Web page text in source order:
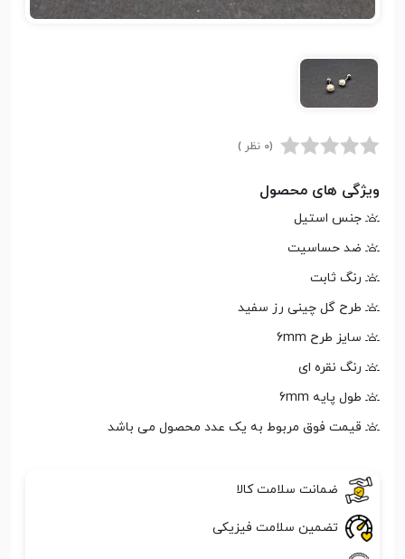
(0 نظر )
ویژگی های محصول
جنس استیل
ضد حساسیت
رنگ ثابت
طرح گل چینی رز سفید
سایز طرح 6mm
رنگ نقره ای
طول پایه 6mm
قیمت فوق مربوط به یک عدد محصول می باشد
ضمانت سلامت کالا
تضمین سلامت فیزیکی